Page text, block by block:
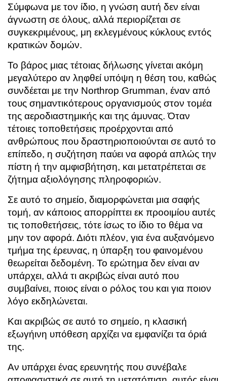
Σύμφωνα με τον ίδιο, η γνώση αυτή δεν είναι
άγνωστη σε όλους, αλλά περιορίζεται σε
συγκεκριμένους, μη εκλεγμένους κύκλους εντός
κρατικών δομών.
Το βάρος μιας τέτοιας δήλωσης γίνεται ακόμη
μεγαλύτερο αν ληφθεί υπόψη η θέση του, καθώς
συνδέεται με την Northrop Grumman, έναν από
τους σημαντικότερους οργανισμούς στον τομέα
της αεροδιαστημικής και της άμυνας. Όταν
τέτοιες τοποθετήσεις προέρχονται από
ανθρώπους που δραστηριοποιούνται σε αυτό το
επίπεδο, η συζήτηση παύει να αφορά απλώς την
πίστη ή την αμφισβήτηση, και μετατρέπεται σε
ζήτημα αξιολόγησης πληροφοριών.
Σε αυτό το σημείο, διαμορφώνεται μια σαφής
τομή, αν κάποιος απορρίπτει εκ προοιμίου αυτές
τις τοποθετήσεις, τότε ίσως το ίδιο το θέμα να
μην τον αφορά. Διότι πλέον, για ένα αυξανόμενο
τμήμα της έρευνας, η ύπαρξη του φαινομένου
θεωρείται δεδομένη. Το ερώτημα δεν είναι αν
υπάρχει, αλλά τι ακριβώς είναι αυτό που
συμβαίνει, ποιος είναι ο ρόλος του και για ποιον
λόγο εκδηλώνεται.
Και ακριβώς σε αυτό το σημείο, η κλασική
εξωγήινη υπόθεση αρχίζει να εμφανίζει τα όριά
της.
Αν υπάρχει ένας ερευνητής που συνέβαλε